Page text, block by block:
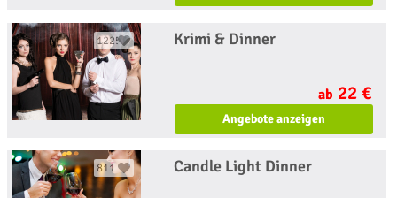
1225 Krimi & Dinner
ab 22 €
Angebote anzeigen
811 Candle Light Dinner